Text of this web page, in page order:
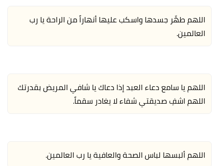
اللهم طهِّر جسدها واسكب عليها أنهاراً من الراحة يا رب
العالمين.
اللهم يا سامع دعاء العبد إذا دعاك يا شافي المريض بقدرتك
اللهم اشفِ صديقتي شفاء لا يغادر سقماً.
اللهم ألبسها لباس الصحة والعافية يا رب العالمين.